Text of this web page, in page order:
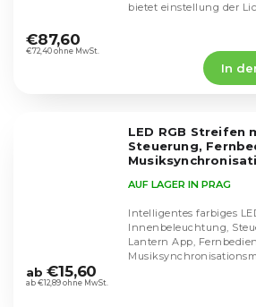
durchschnittliche
Produktbewertung
€72,40 ohne MwSt.
€87,60
In
bietet einstellung der
LED RGB Streifen
Steuerung,
durchschnittliche
Produktbewertung
AUF LAGER IN PRAG
ab €12,89 ohne MwSt.
ab €15,60
Intelligentes farbiges
Innenbeleuchtung,
Lantern App,